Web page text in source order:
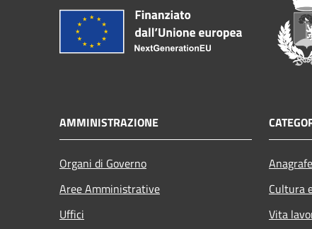
AMMINISTRAZIONE
Organi di Governo
Aree Amministrative
Uffici
Cultura
Vita